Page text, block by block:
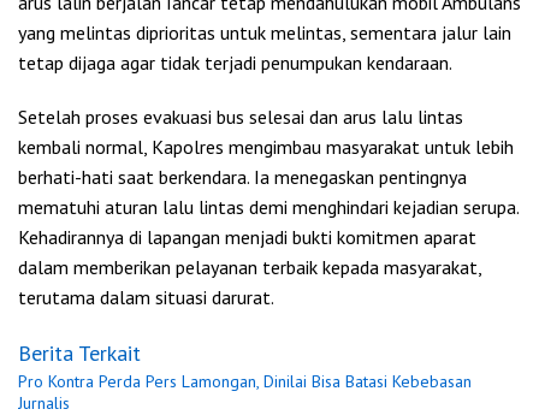
yang melintas diprioritas untuk melintas, sementara jalur lain
tetap dijaga agar tidak terjadi penumpukan kendaraan.
Setelah proses evakuasi bus selesai dan arus lalu lintas
kembali normal, Kapolres mengimbau masyarakat untuk lebih
berhati-hati saat berkendara. Ia menegaskan pentingnya
mematuhi aturan lalu lintas demi menghindari kejadian serupa.
Kehadirannya di lapangan menjadi bukti komitmen aparat
dalam memberikan pelayanan terbaik kepada masyarakat,
terutama dalam situasi darurat.
Berita Terkait
Pro Kontra Perda Pers Lamongan, Dinilai Bisa Batasi Kebebasan
Jurnalis